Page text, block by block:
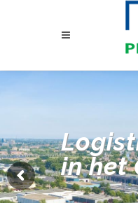
in het